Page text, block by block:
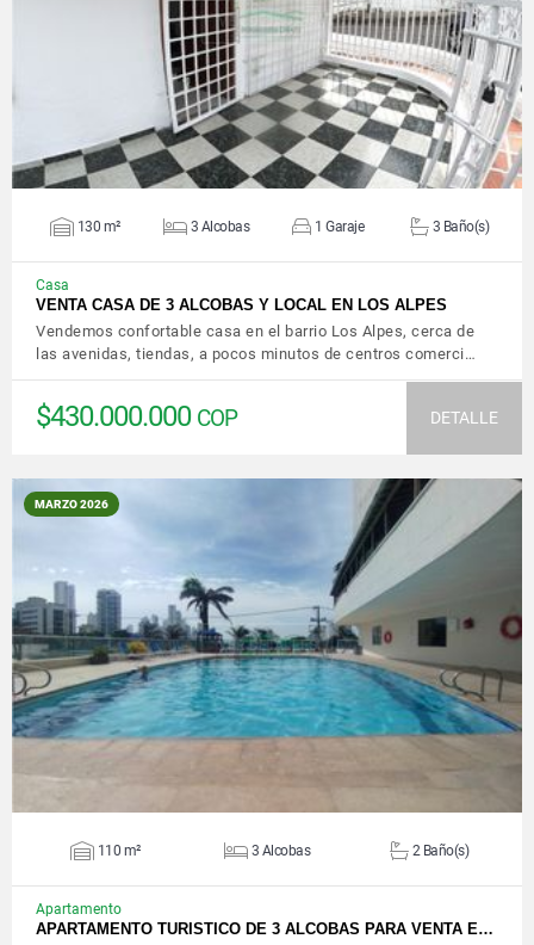
VER DETALLES
130 m² 3 Alcobas 1 Garaje 3 Baño(s)
Casa
VENTA CASA DE 3 ALCOBAS Y LOCAL EN LOS ALPES
Vendemos confortable casa en el barrio Los Alpes, cerca de
las avenidas, tiendas, a pocos minutos de centros comerci…
$430.000.000 COP DETALLE
MARZO 2026
VER DETALLES
110 m² 3 Alcobas 2 Baño(s)
Apartamento
APARTAMENTO TURISTICO DE 3 ALCOBAS PARA VENTA E…